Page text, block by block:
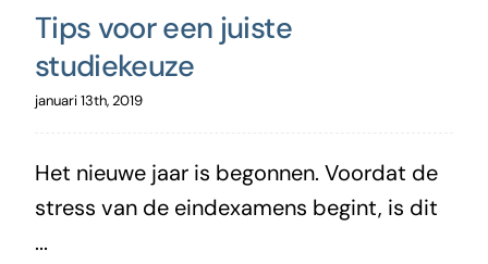
Tips voor een juiste
studiekeuze
januari 13th, 2019
Het nieuwe jaar is begonnen. Voordat de
stress van de eindexamens begint, is dit
...